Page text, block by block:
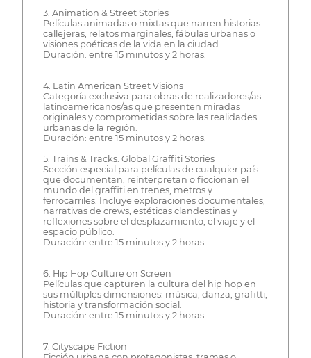
3. Animation & Street Stories
Películas animadas o mixtas que narren historias
callejeras, relatos marginales, fábulas urbanas o
visiones poéticas de la vida en la ciudad.
Duración: entre 15 minutos y 2 horas.
4. Latin American Street Visions
Categoría exclusiva para obras de realizadores/as
latinoamericanos/as que presenten miradas
originales y comprometidas sobre las realidades
urbanas de la región.
Duración: entre 15 minutos y 2 horas.
5. Trains & Tracks: Global Graffiti Stories
Sección especial para películas de cualquier país
que documentan, reinterpretan o ficcionan el
mundo del graffiti en trenes, metros y
ferrocarriles. Incluye exploraciones documentales,
narrativas de crews, estéticas clandestinas y
reflexiones sobre el desplazamiento, el viaje y el
espacio público.
Duración: entre 15 minutos y 2 horas.
6. Hip Hop Culture on Screen
Películas que capturen la cultura del hip hop en
sus múltiples dimensiones: música, danza, grafitti,
historia y transformación social.
Duración: entre 15 minutos y 2 horas.
7. Cityscape Fiction